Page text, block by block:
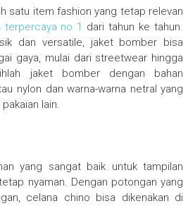
satu item fashion yang tetap relevan
no 1
dari tahun ke tahun.
dan versatile, jaket bomber bisa
gaya, mulai dari streetwear hingga
jaket bomber dengan bahan
nylon dan warna-warna netral yang
lain.
yang sangat baik untuk tampilan
nyaman. Dengan potongan yang
celana chino bisa dikenakan di